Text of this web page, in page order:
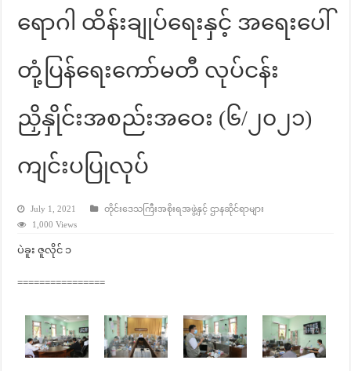
ရောဂါ ထိန်းချုပ်ရေးနှင့် အရေးပေါ်
တုံ့ပြန်ရေးကော်မတီ လုပ်ငန်း
ညှိနှိုင်းအစည်းအဝေး (၆/၂၀၂၁)
ကျင်းပပြုလုပ်
July 1, 2021
တိုင်းဒေသကြီးအစိုးရအဖွဲ့နှင့် ဌာနဆိုင်ရာများ
1,000 Views
ပဲခူး ဇူလိုင် ၁
================